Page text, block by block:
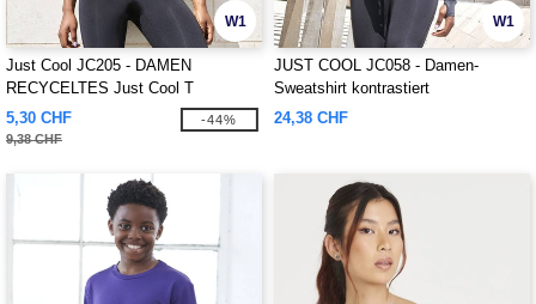
W1
Just Cool JC205 - DAMEN
RECYCELTES Just Cool T
5,30 CHF
9,38 CHF
-44%
W1
JUST COOL JC058 - Damen-
Sweatshirt kontrastiert
24,38 CHF